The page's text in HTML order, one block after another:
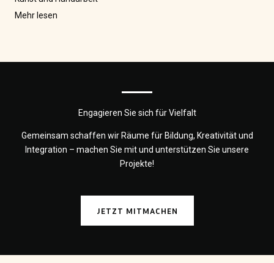
Mehr lesen
Engagieren Sie sich für Vielfalt
Gemeinsam schaffen wir Räume für Bildung, Kreativität und
Integration – machen Sie mit und unterstützen Sie unsere
Projekte!
JETZT MITMACHEN